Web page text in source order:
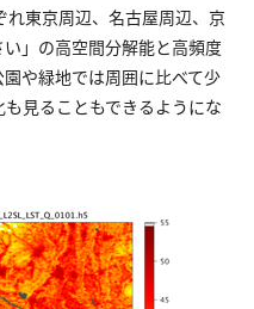
東京周辺、名古屋周辺、京
」の高空間分解能と高頻度
や緑地では周囲に比べて少
見ることもできるようにな